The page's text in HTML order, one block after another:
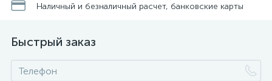
Наличный и безналичный расчет, банковские карты
Быстрый заказ